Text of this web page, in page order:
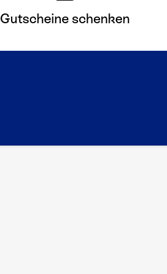
Gutscheine schenken